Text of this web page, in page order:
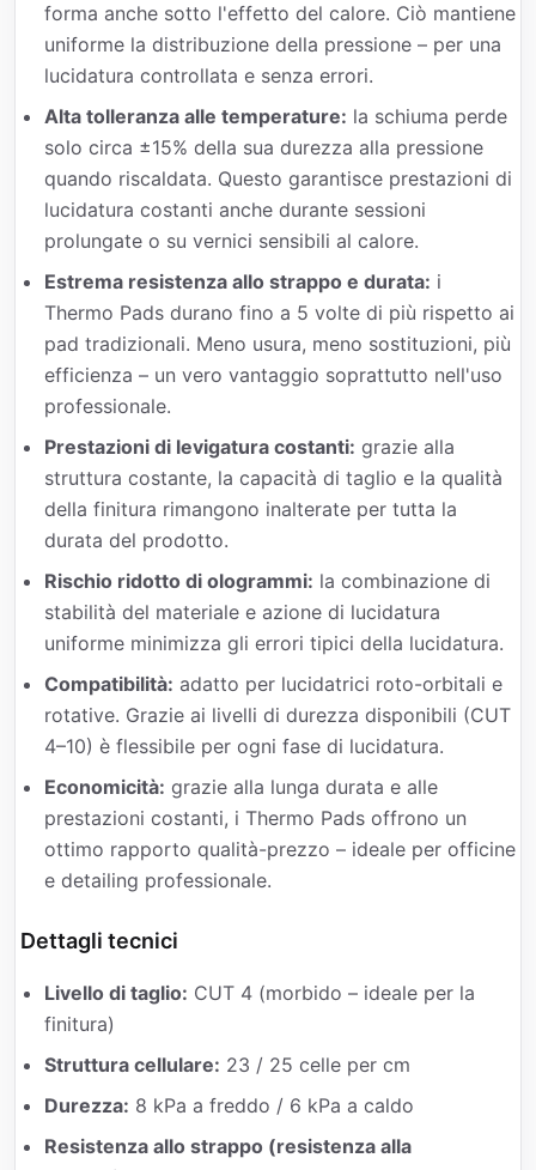
forma anche sotto l'effetto del calore. Ciò mantiene
uniforme la distribuzione della pressione – per una
lucidatura controllata e senza errori.
Alta tolleranza alle temperature: la schiuma perde
solo circa ±15% della sua durezza alla pressione
quando riscaldata. Questo garantisce prestazioni di
lucidatura costanti anche durante sessioni
prolungate o su vernici sensibili al calore.
Estrema resistenza allo strappo e durata: i
Thermo Pads durano fino a 5 volte di più rispetto ai
pad tradizionali. Meno usura, meno sostituzioni, più
efficienza – un vero vantaggio soprattutto nell'uso
professionale.
Prestazioni di levigatura costanti: grazie alla
struttura costante, la capacità di taglio e la qualità
della finitura rimangono inalterate per tutta la
durata del prodotto.
Rischio ridotto di ologrammi: la combinazione di
stabilità del materiale e azione di lucidatura
uniforme minimizza gli errori tipici della lucidatura.
Compatibilità: adatto per lucidatrici roto-orbitali e
rotative. Grazie ai livelli di durezza disponibili (CUT
4–10) è flessibile per ogni fase di lucidatura.
Economicità: grazie alla lunga durata e alle
prestazioni costanti, i Thermo Pads offrono un
ottimo rapporto qualità-prezzo – ideale per officine
e detailing professionale.
Dettagli tecnici
Livello di taglio: CUT 4 (morbido – ideale per la
finitura)
Struttura cellulare: 23 / 25 celle per cm
Durezza: 8 kPa a freddo / 6 kPa a caldo
Resistenza allo strappo (resistenza alla